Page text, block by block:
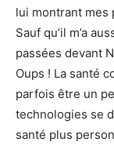
lui montrant mes
Sauf qu’il m’a
passées devant
Oups ! La santé
parfois être un
technologies se
santé plus